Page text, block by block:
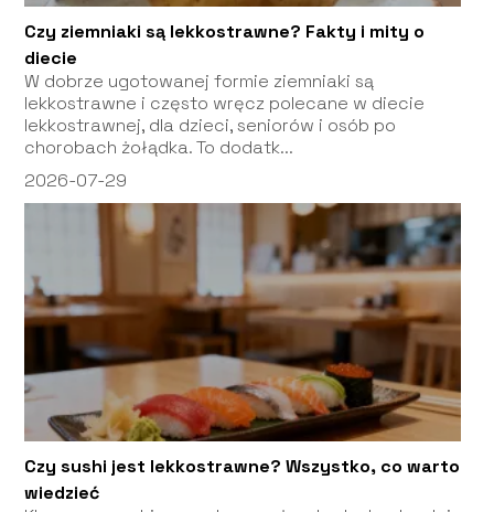
Czy ziemniaki są lekkostrawne? Fakty i mity o
diecie
W dobrze ugotowanej formie ziemniaki są
lekkostrawne i często wręcz polecane w diecie
lekkostrawnej, dla dzieci, seniorów i osób po
chorobach żołądka. To dodatk...
2026-07-29
Czy sushi jest lekkostrawne? Wszystko, co warto
wiedzieć